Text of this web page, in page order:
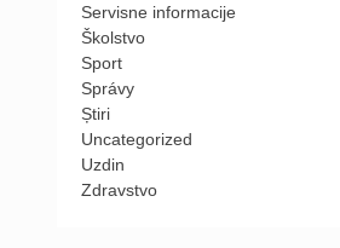
Servisne informacije
Školstvo
Sport
Správy
Știri
Uncategorized
Uzdin
Zdravstvo